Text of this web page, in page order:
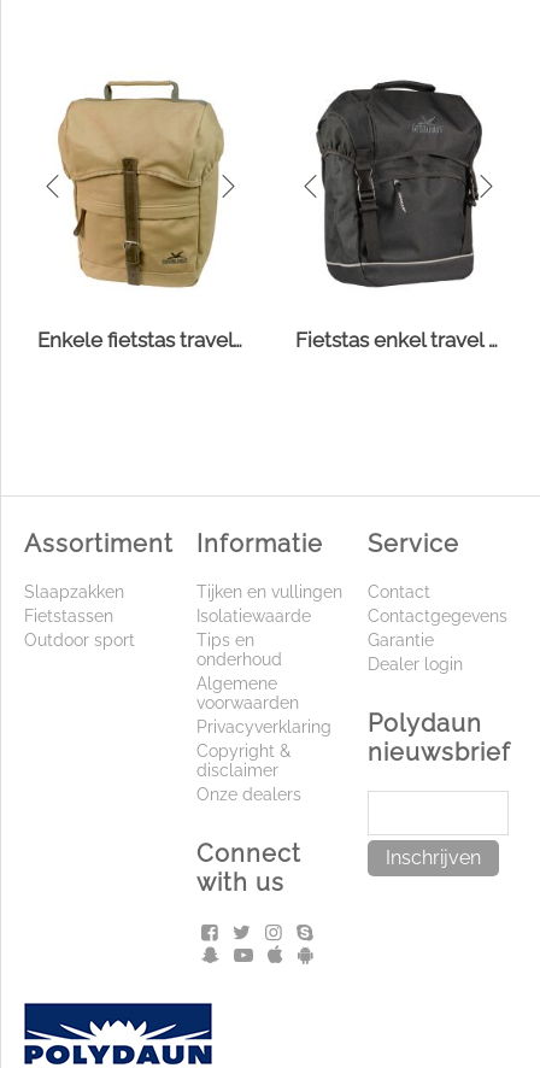
Enkele fietstas travel canvas Fietstas enkel travel zwart 20l
Assortiment
Slaapzakken
Fietstassen
Outdoor sport
Informatie
Tijken en vullingen
Isolatiewaarde
Tips en
onderhoud
Algemene
voorwaarden
Privacyverklaring
Copyright &
disclaimer
Onze dealers
Connect
with us
Service
Contact
Contactgegevens
Garantie
Dealer login
Polydaun
nieuwsbrief
Inschrijven